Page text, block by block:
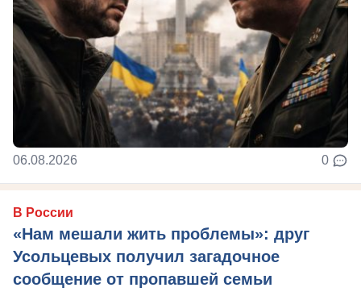
06.08.2026 0
В России
«Нам мешали жить проблемы»: друг
Усольцевых получил загадочное
сообщение от пропавшей семьи